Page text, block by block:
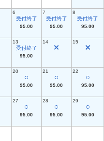
6
受付終了
95.00
7
受付終了
95.00
8
受付終了
95.00
13
受付終了
95.00
14
✕
15
✕
20
○
95.00
21
○
95.00
22
○
95.00
27
○
95.00
28
○
95.00
29
○
95.00